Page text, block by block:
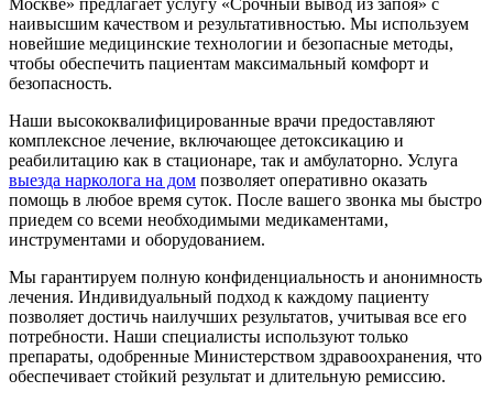
Москве» предлагает услугу «Срочный вывод из запоя» с
наивысшим качеством и результативностью. Мы используем
новейшие медицинские технологии и безопасные методы,
чтобы обеспечить пациентам максимальный комфорт и
безопасность.
Наши высококвалифицированные врачи предоставляют
комплексное лечение, включающее детоксикацию и
реабилитацию как в стационаре, так и амбулаторно. Услуга
выезда нарколога на дом позволяет оперативно оказать
помощь в любое время суток. После вашего звонка мы быстро
приедем со всеми необходимыми медикаментами,
инструментами и оборудованием.
Мы гарантируем полную конфиденциальность и анонимность
лечения. Индивидуальный подход к каждому пациенту
позволяет достичь наилучших результатов, учитывая все его
потребности. Наши специалисты используют только
препараты, одобренные Министерством здравоохранения, что
обеспечивает стойкий результат и длительную ремиссию.